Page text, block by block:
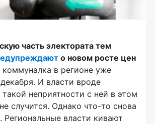
часть электората тем
о новом росте цен
коммуналка в регионе уже
И власти вроде
неприятности с ней в этом
случится. Однако что-то снова
Региональные власти кивают